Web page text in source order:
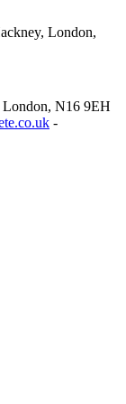
London,
London, N16 9EH
-